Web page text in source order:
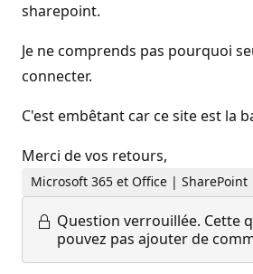
sharepoint.
Je ne comprends pas pourquoi
connecter.
C'est embêtant car ce site est la
Merci de vos retours,
Microsoft 365 et Office |
Question verrouillée. Cette
pouvez pas ajouter de